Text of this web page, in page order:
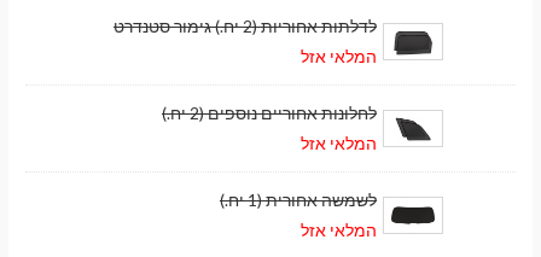
לדלתות אחוריות (2 יח.) גימור סטנדרט
המלאי אזל
לחלונות אחוריים נוספים (2 יח.)
המלאי אזל
לשמשה אחורית (1 יח.)
המלאי אזל